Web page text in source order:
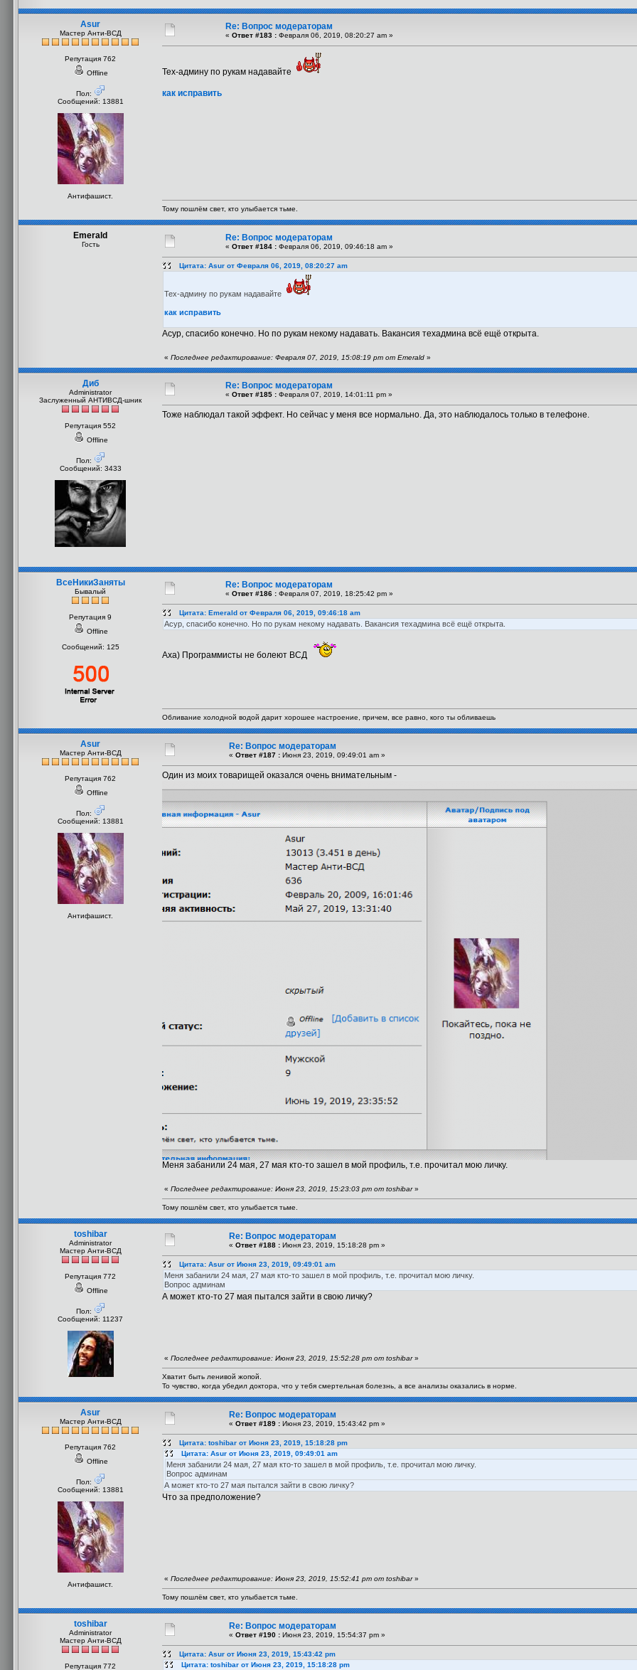
Asur
Мастер Анти-ВСД
Репутация 762
Offline
Пол:
Сообщений: 13881
Антифашист.
Re: Вопрос модераторам
« Ответ #183 : Февраля 06, 2019, 08:20:27 am »
Тех-админу по рукам надавайте
как исправить
Тому пошлём свет, кто улыбается тьме.
Emerald
Гость
Re: Вопрос модераторам
« Ответ #184 : Февраля 06, 2019, 09:46:18 am »
Цитата: Asur от Февраля 06, 2019, 08:20:27 am
Тех-админу по рукам надавайте
как исправить
Асур, спасибо конечно. Но по рукам некому надавать. Вакансия техадмина всё ещё открыта.
« Последнее редактирование: Февраля 07, 2019, 15:08:19 pm от Emerald »
Диб
Administrator
Заслуженный АНТИВСД-шник
Репутация 552
Offline
Пол:
Сообщений: 3433
Re: Вопрос модераторам
« Ответ #185 : Февраля 07, 2019, 14:01:11 pm »
Тоже наблюдал такой эффект. Но сейчас у меня все нормально. Да, это наблюдалось только в телефоне.
ВсеНикиЗаняты
Бывалый
Репутация 9
Offline
Сообщений: 125
Re: Вопрос модераторам
« Ответ #186 : Февраля 07, 2019, 18:25:42 pm »
Цитата: Emerald от Февраля 06, 2019, 09:46:18 am
Асур, спасибо конечно. Но по рукам некому надавать. Вакансия техадмина всё ещё открыта.
Аха) Программисты не болеют ВСД
Обливание холодной водой дарит хорошее настроение, причем, все равно, кого ты обливаешь
Asur
Мастер Анти-ВСД
Репутация 762
Offline
Пол:
Сообщений: 13881
Антифашист.
Re: Вопрос модераторам
« Ответ #187 : Июня 23, 2019, 09:49:01 am »
Один из моих товарищей оказался очень внимательным -
Меня забанили 24 мая, 27 мая кто-то зашел в мой профиль, т.е. прочитал мою личку.
« Последнее редактирование: Июня 23, 2019, 15:23:03 pm от toshibar»
Тому пошлём свет, кто улыбается тьме.
toshibar
Administrator
Мастер Анти-ВСД
Репутация 772
Offline
Пол:
Сообщений: 11237
Re: Вопрос модераторам
« Ответ #188 : Июня 23, 2019, 15:18:28 pm »
Цитата: Asur от Июня 23, 2019, 09:49:01 am
Меня забанили 24 мая, 27 мая кто-то зашел в мой профиль, т.е. прочитал мою личку.
Вопрос админам
А может кто-то 27 мая пытался зайти в свою личку?
« Последнее редактирование: Июня 23, 2019, 15:52:28 pm от toshibar»
Хватит быть ленивой жопой.
То чувство, когда убедил доктора, что у тебя смертельная болезнь, а все анализы оказались в норме.
Asur
Мастер Анти-ВСД
Репутация 762
Offline
Пол:
Сообщений: 13881
Антифашист.
Re: Вопрос модераторам
« Ответ #189 : Июня 23, 2019, 15:43:42 pm »
Цитата: toshibar от Июня 23, 2019, 15:18:28 pm
Цитата: Asur от Июня 23, 2019, 09:49:01 am
Меня забанили 24 мая, 27 мая кто-то зашел в мой профиль, т.е. прочитал мою личку.
Вопрос админам
А может кто-то 27 мая пытался зайти в свою личку?
Что за предположение?
« Последнее редактирование: Июня 23, 2019, 15:52:41 pm от toshibar»
Тому пошлём свет, кто улыбается тьме.
toshibar
Administrator
Мастер Анти-ВСД
Репутация 772
Re: Вопрос модераторам
« Ответ #190 : Июня 23, 2019, 15:54:37 pm »
Цитата: Asur от Июня 23, 2019, 15:43:42 pm
Цитата: toshibar от Июня 23, 2019, 15:18:28 pm